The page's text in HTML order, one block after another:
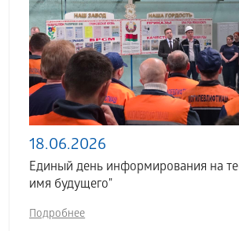
18.06.2026
Единый день информирования на
имя будущего"
Подробнее